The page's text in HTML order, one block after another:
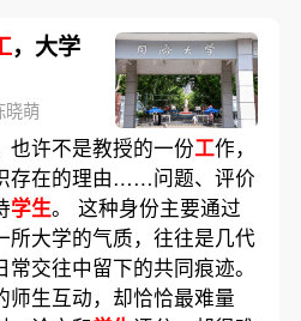
，大学
晓萌
也许不是教授的一份工作，
存在的理由……问题、评价
学生。 这种身份主要通过
所大学的气质，往往是几代
交往中留下的共同痕迹。
师生互动，却恰恰最难量